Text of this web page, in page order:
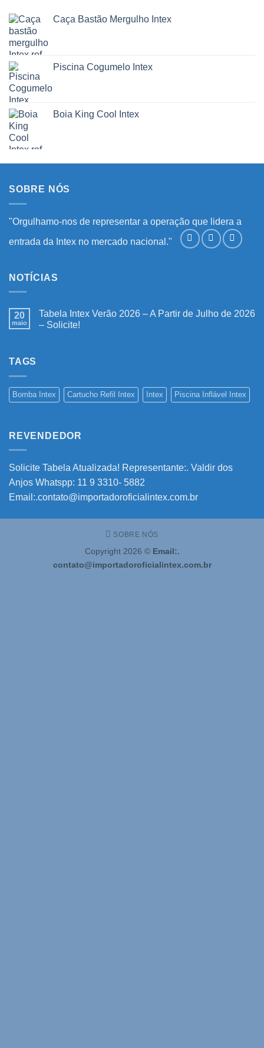
Caça Bastão Mergulho Intex
Piscina Cogumelo Intex
Boia King Cool Intex
SOBRE NÓS
"Orgulhamo-nos de representar a operação que lidera a
entrada da Intex no mercado nacional."
NOTÍCIAS
20
maio
Tabela Intex Verão 2026 – A Partir de Julho de 2026
– Solicite!
–
A
2026
TAGS
Bomba Intex Cartucho Refil Intex Intex Piscina Inflável Intex
REVENDEDOR
Solicite Tabela Atualizada! Representante:. Valdir dos
Anjos Whatspp: 11 9 3310- 5882
Email:.contato@importadoroficialintex.com.br
SOBRE NÓS
Copyright 2026 © Email:.
contato@importadoroficialintex.com.br